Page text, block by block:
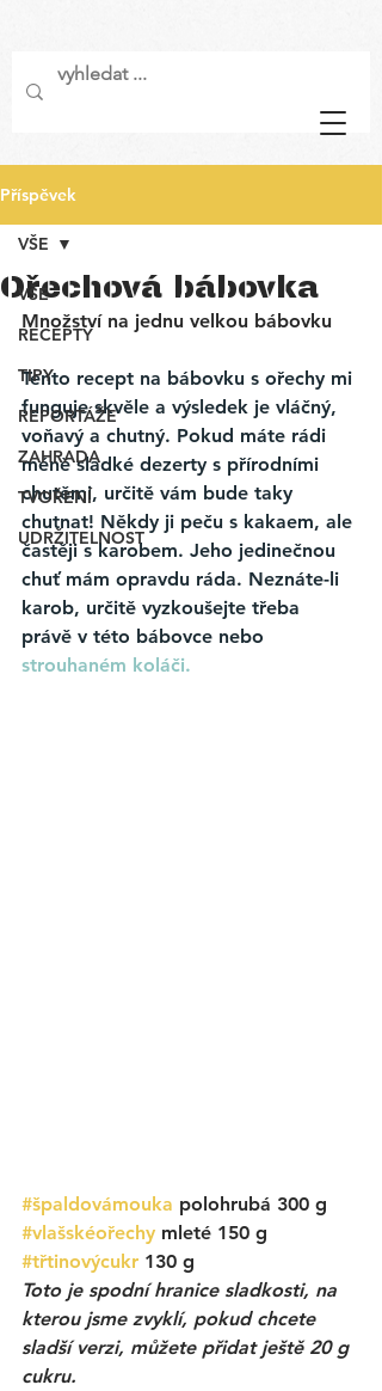
Příspěvek
VŠE
RECEPTY
TIPY
REPORTÁŽE
ZAHRADA
TVOŘENÍ
UDRŽITELNOST
VŠE
Ořechová bábovka
Množství na jednu velkou bábovku
Tento recept na bábovku s ořechy mi
funguje skvěle a výsledek je vláčný,
voňavý a chutný. Pokud máte rádi
méně sladké dezerty s přírodními
chutěmi, určitě vám bude taky
chutnat! Někdy ji peču s kakaem, ale
častěji s karobem. Jeho jedinečnou
chuť mám opravdu ráda. Neznáte-li
karob, určitě vyzkoušejte třeba
právě v této bábovce nebo
strouhaném koláči.
#špaldovámouka polohrubá 300 g
#vlašskéořechy mleté 150 g
#třtinovýcukr 130 g
Toto je spodní hranice sladkosti, na
kterou jsme zvyklí, pokud chcete
sladší verzi, můžete přidat ještě 20 g
cukru.